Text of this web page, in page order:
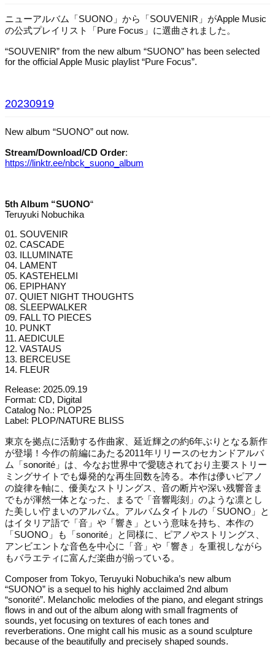
ニューアルバム「SUONO」から「SOUVENIR」がApple Music
の公式プレイリスト「Pure Focus」に選曲されました。
“SOUVENIR” from the new album “SUONO” has been selected
for the official Apple Music playlist “Pure Focus”.
20230919
New album “SUONO” out now.
Stream/Download/CD Order:
https://linktr.ee/nbck_suono_album
5th Album “SUONO“
Teruyuki Nobuchika
01. SOUVENIR
02. CASCADE
03. ILLUMINATE
04. LAMENT
05. KASTEHELMI
06. EPIPHANY
07. QUIET NIGHT THOUGHTS
08. SLEEPWALKER
09. FALL TO PIECES
10. PUNKT
11. AEDICULE
12. VASTAUS
13. BERCEUSE
14. FLEUR
Release: 2025.09.19
Format: CD, Digital
Catalog No.: PLOP25
Label: PLOP/NATURE BLISS
東京を拠点に活動する作曲家、延近輝之の約6年ぶりとなる新作
が登場！今作の前編にあたる2011年リリースのセカンドアルバ
ム「sonorité」は、今なお世界中で愛聴されており主要ストリー
ミングサイトでも爆発的な再生回数を誇る。本作は儚いピアノ
の旋律を軸に、優美なストリングス、音の断片や深い残響音ま
でもが渾然一体となった、まるで「音響彫刻」のような凛とし
た美しい佇まいのアルバム。アルバムタイトルの「SUONO」と
はイタリア語で「音」や「響き」という意味を持ち、本作の
「SUONO」も「sonorité」と同様に、ピアノやストリングス、
アンビエントな音色を中心に「音」や「響き」を重視しながら
もバラエティに富んだ楽曲が揃っている。
Composer from Tokyo, Teruyuki Nobuchika’s new album
“SUONO” is a sequel to his highly acclaimed 2nd album
“sonorité”. Melancholic melodies of the piano, and elegant strings
flows in and out of the album along with small fragments of
sounds, yet focusing on textures of each tones and
reverberations. One might call his music as a sound sculpture
because of the beautifully and precisely shaped sounds.